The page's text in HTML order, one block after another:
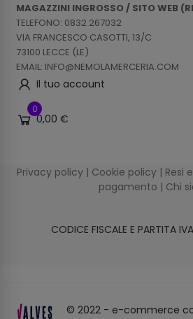
MAGAZZINI INGROSSO / SITO WEB
TELEFONO: 0832 267032
VIA FRANCESCO CASOTTI, 13/C
73100 LECCE (LE)
EMAIL: INFO@NEMOLAMERCERIA.COM
Il tuo account
0
0,00 €
Privacy policy | Cookie policy | Resi
pagamento | Chi
CODICE FISCALE E PARTITA
© 2022 - e-commerce